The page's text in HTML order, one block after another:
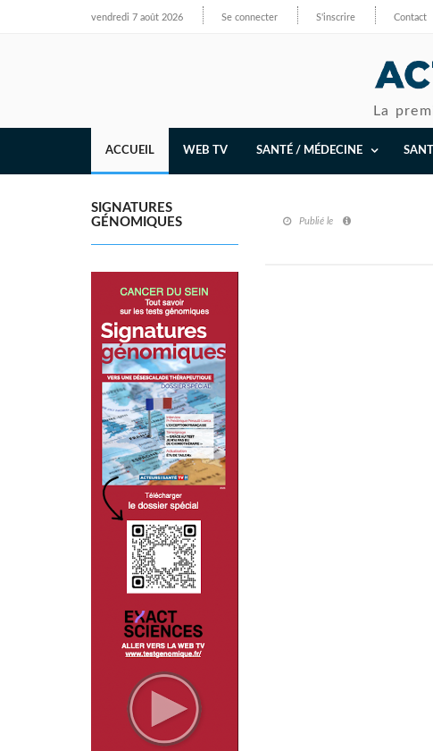
vendredi 7 août 2026 Se connecter S'inscrire Contact
La
ACCUEIL WEB TV SANTÉ / MÉDECINE
SIGNATURES
GÉNOMIQUES
Publié le